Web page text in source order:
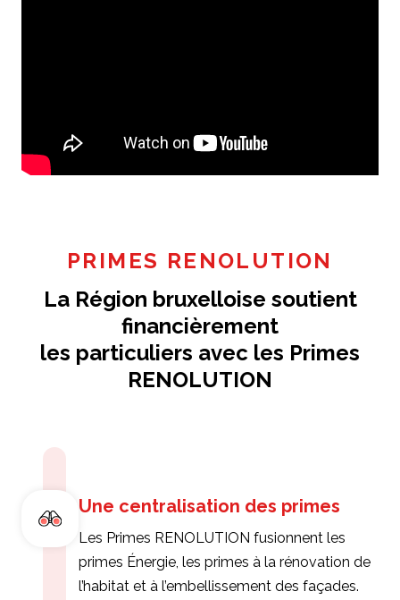
PRIMES RENOLUTION
La Région bruxelloise soutient
financièrement
les particuliers avec les Primes
RENOLUTION
Une centralisation des primes
Les Primes RENOLUTION fusionnent les
primes Énergie, les primes à la rénovation de
l’habitat et à l’embellissement des façades.